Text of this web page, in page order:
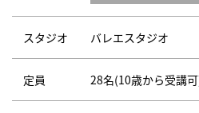
スタジオ バレエスタジオ
定員 28名(10歳から受講